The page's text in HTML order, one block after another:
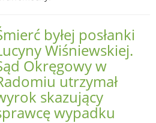
byłej posłanki
Wiśniewskiej.
Okręgowy w
utrzymał
skazujący
wypadku